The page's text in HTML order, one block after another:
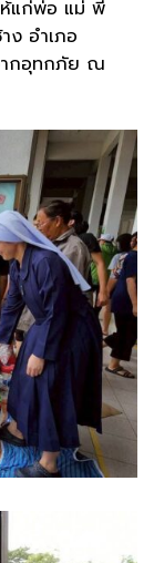
ห้แก่พ่อ แม่ พี่
ง อำเภอ
ากอุทกภัย ณ